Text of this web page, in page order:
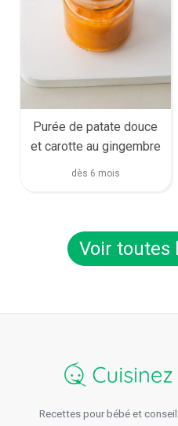
Purée de patate douce
et carotte au gingembre
dès 6 mois
Voir toutes
Recettes pour bébé et